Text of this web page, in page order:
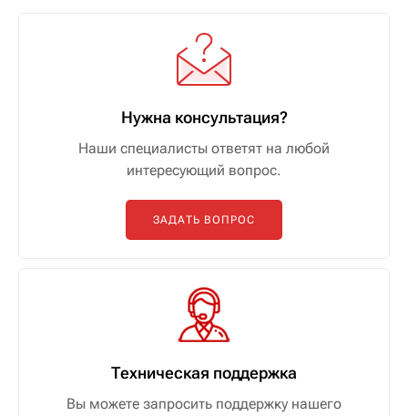
Нужна консультация?
Наши специалисты ответят на любой
интересующий вопрос.
ЗАДАТЬ ВОПРОС
Техническая поддержка
Вы можете запросить поддержку нашего